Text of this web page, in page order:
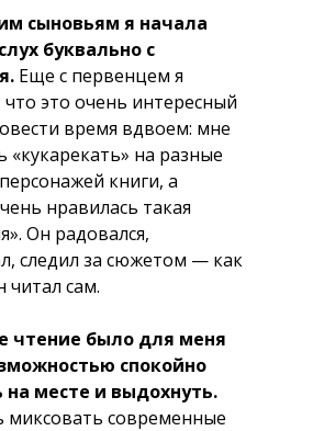
сыновьям я начала
буквально с
Еще с первенцем я
что это очень интересный
время вдвоем: мне
«кукарекать» на разные
книги, а
нравилась такая
Он радовался,
следил за сюжетом — как
читал сам.
чтение было для меня
спокойно
на месте и выдохнуть.
миксовать современные